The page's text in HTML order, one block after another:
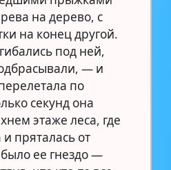
на дерево, с
на конец другой.
под ней,
— и
по
секунд она
этаже леса, где
пряталась от
было ее гнездо —